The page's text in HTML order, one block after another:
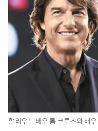
할리우드 배우 톰 크루즈와 배